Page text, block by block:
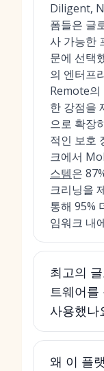
Diligent,
폼들은 글
사 가능한
문에 선택
의 엔터프
Remote의
한 강점을
으로 확장
적인 보호
크에서
스템은
크리닝을
통해 95%
임워크 내
최고의
트웨어를
사용했나
왜 이 플